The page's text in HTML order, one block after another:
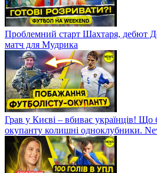
Проблемний старт Шахтаря, дебют
матч для Мудрика
Грав у Києві – вбиває українців! Що
окупанту колишні одноклубники.